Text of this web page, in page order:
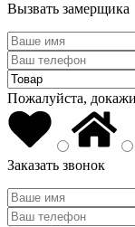
Вызвать замерщика
Пожалуйста,
Заказать звонок